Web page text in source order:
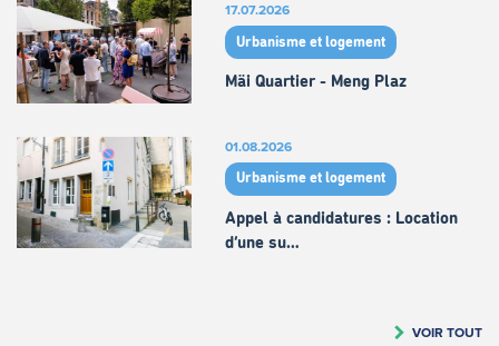
17.07.2026
Urbanisme et logement
Mäi Quartier - Meng Plaz
01.08.2026
Urbanisme et logement
Appel à candidatures : Location
d’une su…
VOIR TOUT